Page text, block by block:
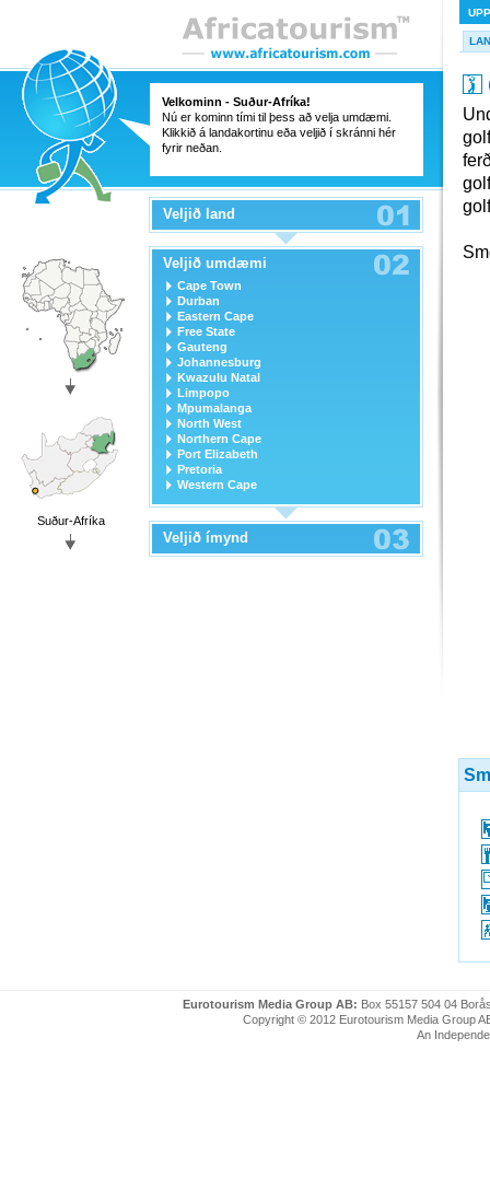
Velkominn - Suður-Afríka!
Nú er kominn tími til þess að velja umdæmi.
Klikkið á landakortinu eða veljið í skránni hér
fyrir neðan.
Suður-Afríka
Veljið land
Veljið umdæmi
Cape Town
Durban
Eastern Cape
Free State
Gauteng
Johannesburg
Kwazulu Natal
Limpopo
Mpumalanga
North West
Northern Cape
Port Elizabeth
Pretoria
Western Cape
Veljið ímynd
Eurotourism Media Group AB: Box 55157 504 04
Copyright © 2012 Eurotourism Media Group
An